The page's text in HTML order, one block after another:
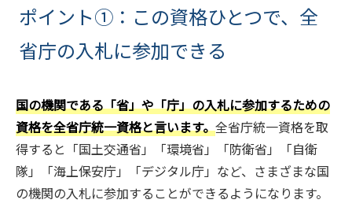
ポイント①：この資格ひとつで、全
省庁の入札に参加できる
国の機関である「省」や「庁」の入札に参加するための
資格を全省庁統一資格と言います。全省庁統一資格を取
得すると「国土交通省」「環境省」「防衛省」「自衛
隊」「海上保安庁」「デジタル庁」など、さまざまな国
の機関の入札に参加することができるようになります。